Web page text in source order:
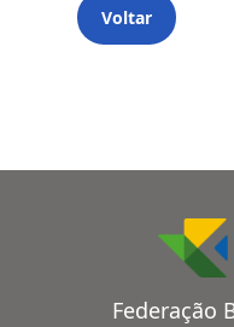
Voltar
Federação